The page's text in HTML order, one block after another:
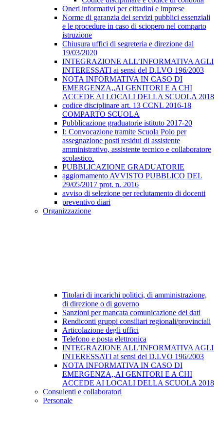
Oneri informativi per cittadini e imprese
Norme di garanzia dei servizi pubblici essenziali
e le procedure in caso di sciopero nel comparto
istruzione
Chiusura uffici di segreteria e direzione dal
19/03/2020
INTEGRAZIONE ALL’INFORMATIVA AGLI
INTERESSATI ai sensi del D.LVO 196/2003
NOTA INFORMATIVA IN CASO DI
EMERGENZA,,AI GENITORI E A CHI
ACCEDE AI LOCALI DELLA SCUOLA 2018
codice disciplinare art. 13 CCNL 2016-18
COMPARTO SCUOLA
Pubblicazione graduatorie istituto 2017-20
I: Convocazione tramite Scuola Polo per
assegnazione posti residui di assistente
amministrativo, assistente tecnico e collaboratore
scolastico.
PUBBLICAZIONE GRADUATORIE
aggiornamento AVVISTO PUBBLICO DEL
29/05/2017 prot. n. 2016
avviso di selezione per reclutamento di docenti
preventivo diari
Organizzazione
Titolari di incarichi politici, di amministrazione,
di direzione o di governo
Sanzioni per mancata comunicazione dei dati
Rendiconti gruppi consiliari regionali/provinciali
Articolazione degli uffici
Telefono e posta elettronica
INTEGRAZIONE ALL’INFORMATIVA AGLI
INTERESSATI ai sensi del D.LVO 196/2003
NOTA INFORMATIVA IN CASO DI
EMERGENZA,,AI GENITORI E A CHI
ACCEDE AI LOCALI DELLA SCUOLA 2018
Consulenti e collaboratori
Personale